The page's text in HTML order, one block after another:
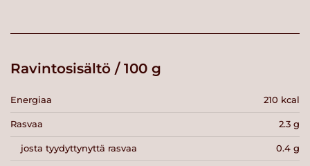
Ravintosisältö / 100 g
Energiaa 210 kcal
Rasvaa 2.3 g
josta tyydyttynyttä rasvaa 0.4 g